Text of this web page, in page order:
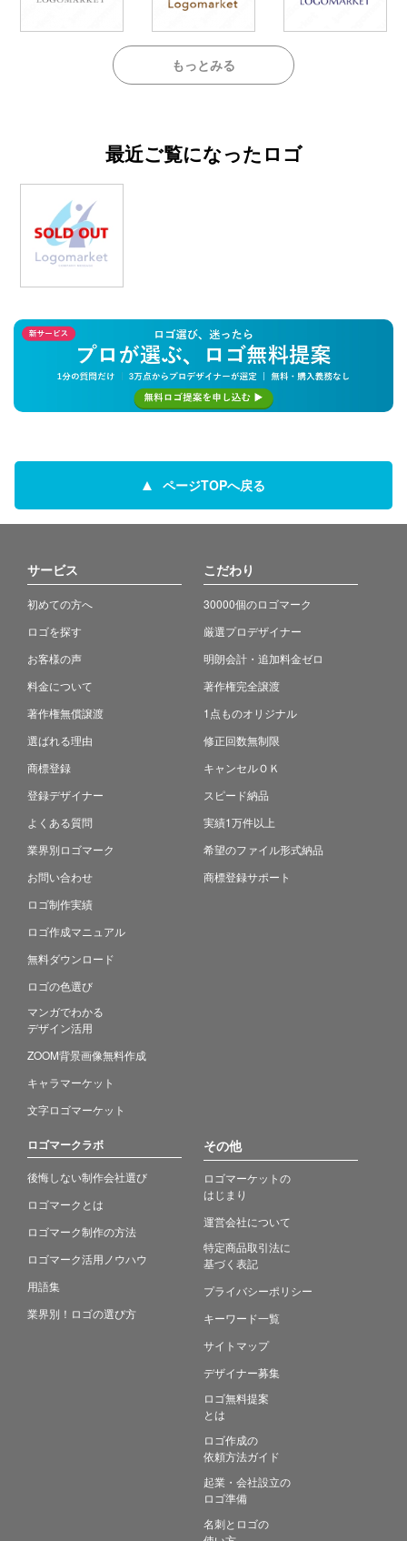
もっとみる
最近ご覧になったロゴ
ページTOPへ戻る
サービス
初めての方へ
ロゴを探す
お客様の声
料金について
著作権無償譲渡
選ばれる理由
商標登録
登録デザイナー
よくある質問
業界別ロゴマーク
お問い合わせ
ロゴ制作実績
ロゴ作成マニュアル
無料ダウンロード
ロゴの色選び
マンガでわかる
デザイン活用
ZOOM背景画像無料作成
キャラマーケット
文字ロゴマーケット
こだわり
30000個のロゴマーク
厳選プロデザイナー
明朗会計・追加料金ゼロ
著作権完全譲渡
1点ものオリジナル
修正回数無制限
キャンセルＯＫ
スピード納品
実績1万件以上
希望のファイル形式納品
商標登録サポート
ロゴマークラボ
後悔しない制作会社選び
ロゴマークとは
ロゴマーク制作の方法
ロゴマーク活用ノウハウ
用語集
業界別！ロゴの選び方
その他
ロゴマーケットの
はじまり
運営会社について
特定商品取引法に
基づく表記
プライバシーポリシー
キーワード一覧
サイトマップ
デザイナー募集
ロゴ無料提案
とは
ロゴ作成の
依頼方法ガイド
起業・会社設立の
ロゴ準備
名刺とロゴの